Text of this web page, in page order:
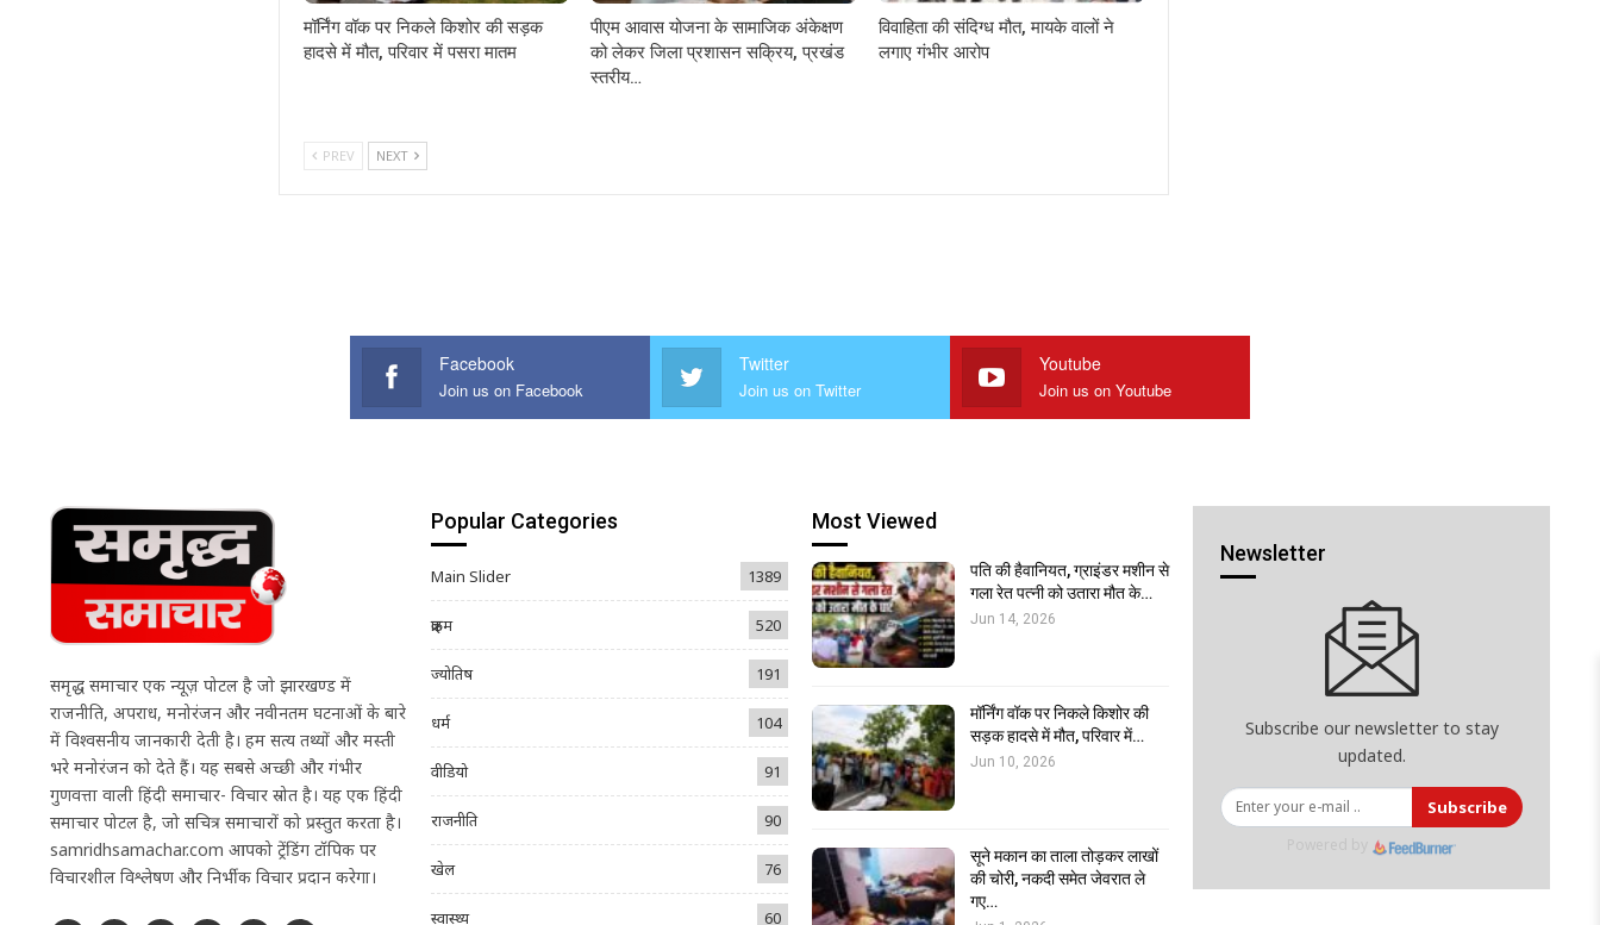
मॉर्निंग वॉक पर निकले किशोर की सड़क
हादसे में मौत, परिवार में पसरा मातम
पीएम आवास योजना के सामाजिक अंकेक्षण
को लेकर जिला प्रशासन सक्रिय, प्रखंड
स्तरीय…
विवाहिता की संदिग्ध मौत, मायके वालों ने
लगाए गंभीर आरोप
PREV NEXT
Facebook
Join us on Facebook
Twitter
Join us on Twitter
Youtube
Join us on Youtube
समृद्ध समाचार एक न्यूज़ पोर्टल है जो झारखण्ड में
राजनीति, अपराध, मनोरंजन और नवीनतम घटनाओं के बारे
में विश्वसनीय जानकारी देती है। हम सत्य तथ्यों और मस्ती
भरे मनोरंजन को देते हैं। यह सबसे अच्छी और गंभीर
गुणवत्ता वाली हिंदी समाचार- विचार स्रोत है। यह एक हिंदी
समाचार पोर्टल है, जो सचित्र समाचारों को प्रस्तुत करता है।
samridhsamachar.com आपको ट्रेंडिंग टॉपिक पर
विचारशील विश्लेषण और निर्भीक विचार प्रदान करेगा।
Popular Categories
Main Slider 1389
क्राइम 520
ज्योतिष 191
धर्म 104
वीडियो 91
राजनीति 90
खेल 76
स्वास्थ्य 60
Most Viewed
पति की हैवानियत, ग्राइंडर मशीन से
गला रेत पत्नी को उतारा मौत के…
Jun 14, 2026
मॉर्निंग वॉक पर निकले किशोर की
सड़क हादसे में मौत, परिवार में…
Jun 10, 2026
सूने मकान का ताला तोड़कर लाखों
की चोरी, नकदी समेत जेवरात ले
गए…
Newsletter
Subscribe our newsletter to stay
updated.
Subscribe